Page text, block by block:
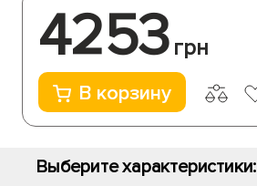
4253 грн
В корзину
Выберите характеристики: